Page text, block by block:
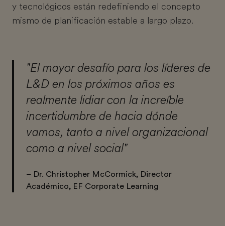
y tecnológicos están redefiniendo el concepto
mismo de planificación estable a largo plazo.
"El mayor desafío para los líderes de
L&D en los próximos años es
realmente lidiar con la increíble
incertidumbre de hacia dónde
vamos, tanto a nivel organizacional
como a nivel social"
– Dr. Christopher McCormick, Director
Académico, EF Corporate Learning